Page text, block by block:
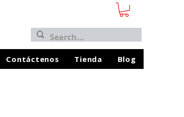
Contáctenos Tienda Blog